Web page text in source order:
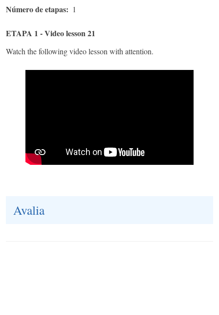
Número de etapas 1
ETAPA 1 - Video lesson 21
Watch the following video lesson with attention.
Avalia